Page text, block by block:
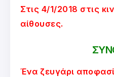
Στις 4/1/2018 στις
αίθουσες.
Ένα ζευγάρι